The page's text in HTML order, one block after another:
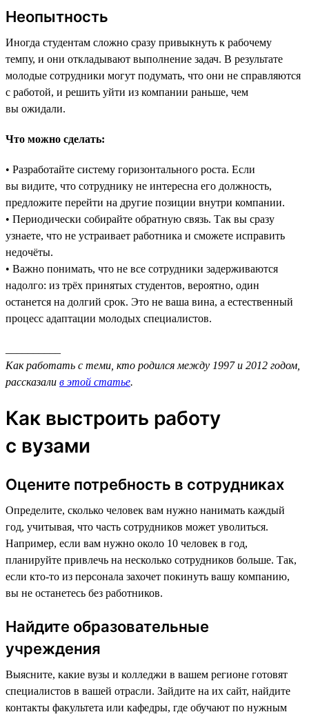
Неопытность
Иногда студентам сложно сразу привыкнуть к рабочему
темпу, и они откладывают выполнение задач. В результате
молодые сотрудники могут подумать, что они не справляются
с работой, и решить уйти из компании раньше, чем
вы ожидали.
Что можно сделать:
• Разработайте систему горизонтального роста. Если
вы видите, что сотруднику не интересна его должность,
предложите перейти на другие позиции внутри компании.
• Периодически собирайте обратную связь. Так вы сразу
узнаете, что не устраивает работника и сможете исправить
недочёты.
• Важно понимать, что не все сотрудники задерживаются
надолго: из трёх принятых студентов, вероятно, один
останется на долгий срок. Это не ваша вина, а естественный
процесс адаптации молодых специалистов.
Как работать с теми, кто родился между 1997 и 2012 годом,
рассказали в этой статье.
Как выстроить работу
с вузами
Оцените потребность в сотрудниках
Определите, сколько человек вам нужно нанимать каждый
год, учитывая, что часть сотрудников может уволиться.
Например, если вам нужно около 10 человек в год,
планируйте привлечь на несколько сотрудников больше. Так,
если кто-то из персонала захочет покинуть вашу компанию,
вы не останетесь без работников.
Найдите образовательные
учреждения
Выясните, какие вузы и колледжи в вашем регионе готовят
специалистов в вашей отрасли. Зайдите на их сайт, найдите
контакты факультета или кафедры, где обучают по нужным